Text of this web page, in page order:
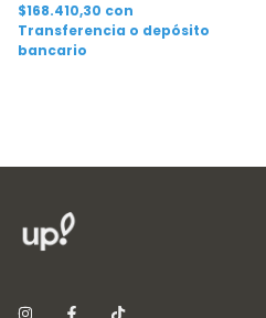
$168.410,30 con
Transferencia o depósito
bancario